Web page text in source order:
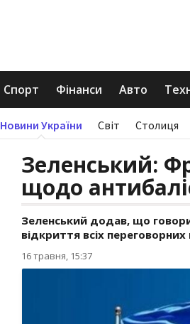
Спорт Фінанси Авто
Новини України Світ Столиця
Зеленський:
щодо
Зеленський додав, що
відкриття всіх
16 травня, 15:37